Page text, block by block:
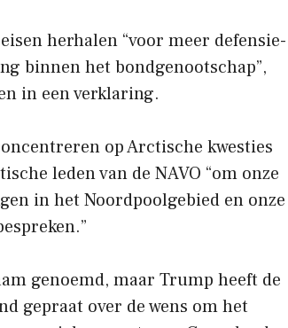
herhalen “voor meer defensie-
binnen het bondgenootschap”,
in een verklaring.
op Arctische kwesties
leden van de NAVO “om onze
in het Noordpoolgebied en onze
genoemd, maar Trump heeft de
gepraat over de wens om het